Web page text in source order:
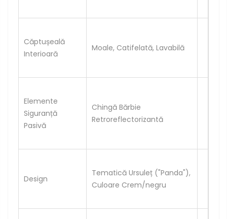
Căptușeală
Interioară
Moale, Catifelată, Lavabilă
Elemente
Siguranță
Pasivă
Chingă Bărbie
Retroreflectorizantă
Design
Tematică Ursuleț ("Panda"),
Culoare Crem/negru